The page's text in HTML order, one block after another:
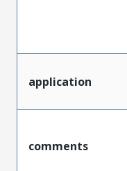
application
comments